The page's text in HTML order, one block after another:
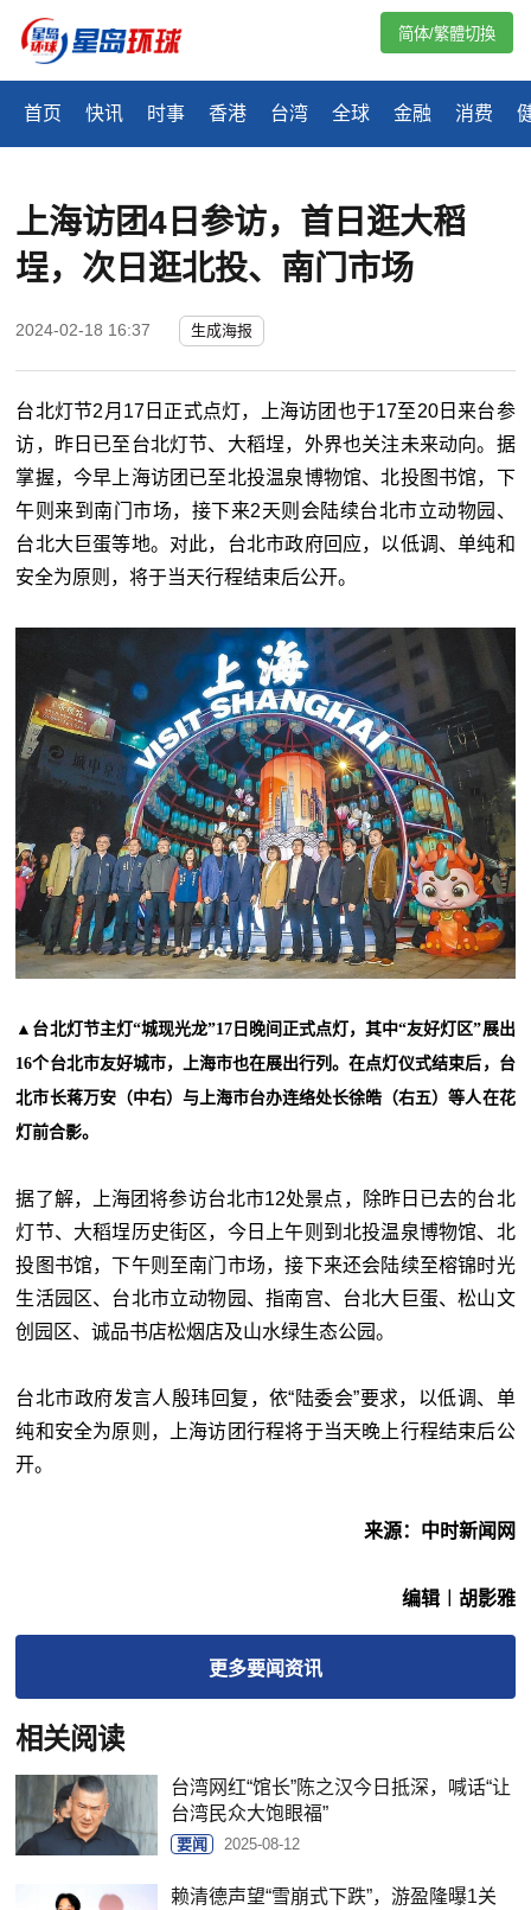
首页 快讯 时事 香港 台湾 全球 金融 消费
简体/繁體切換
上海访团4日参访，首日逛大稻
埕，次日逛北投、南门市场
2024-02-18 16:37 生成海报
台北灯节2月17日正式点灯，上海访团也于17至20日来台参
访，昨日已至台北灯节、大稻埕，外界也关注未来动向。据
掌握，今早上海访团已至北投温泉博物馆、北投图书馆，下
午则来到南门市场，接下来2天则会陆续台北市立动物园、
台北大巨蛋等地。对此，台北市政府回应，以低调、单纯和
安全为原则，将于当天行程结束后公开。
▲台北灯节主灯“城现光龙”17日晚间正式点灯，其中“友好灯区”展出
16个台北市友好城市，上海市也在展出行列。在点灯仪式结束后，台
北市长蒋万安（中右）与上海市台办连络处长徐皓（右五）等人在花
灯前合影。
据了解，上海团将参访台北市12处景点，除昨日已去的台北
灯节、大稻埕历史街区，今日上午则到北投温泉博物馆、北
投图书馆，下午则至南门市场，接下来还会陆续至榕锦时光
生活园区、台北市立动物园、指南宫、台北大巨蛋、松山文
创园区、诚品书店松烟店及山水绿生态公园。
台北市政府发言人殷玮回复，依“陆委会”要求，以低调、单
纯和安全为原则，上海访团行程将于当天晚上行程结束后公
开。
来源：中时新闻网
编辑︱胡影雅
更多要闻资讯
相关阅读
台湾网红“馆长”陈之汉今日抵深，喊话“让
台湾民众大饱眼福”
要闻 2025-08-12
赖清德声望“雪崩式下跌”，游盈隆曝1关